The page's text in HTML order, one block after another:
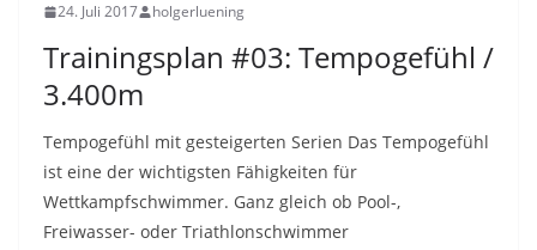
24. Juli 2017 holgerluening
Trainingsplan #03: Tempogefühl /
3.400m
Tempogefühl mit gesteigerten Serien Das Tempogefühl
ist eine der wichtigsten Fähigkeiten für
Wettkampfschwimmer. Ganz gleich ob Pool-,
Freiwasser- oder Triathlonschwimmer